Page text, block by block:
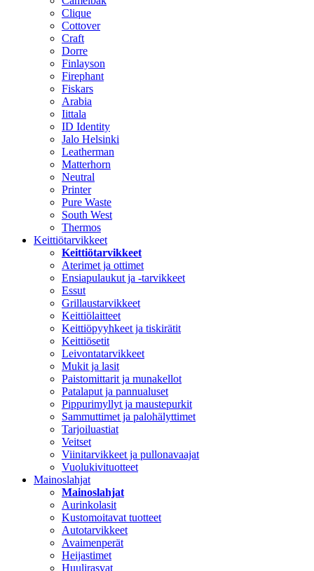
Clique
Cottover
Craft
Dorre
Finlayson
Firephant
Fiskars
Arabia
Iittala
ID Identity
Jalo Helsinki
Leatherman
Matterhorn
Neutral
Printer
Pure Waste
South West
Thermos
Keittiötarvikkeet
Keittiötarvikkeet
Aterimet ja ottimet
Ensiapulaukut ja -tarvikkeet
Essut
Grillaustarvikkeet
Keittiölaitteet
Keittiöpyyhkeet ja tiskirätit
Keittiösetit
Leivontatarvikkeet
Mukit ja lasit
Paistomittarit ja munakellot
Patalaput ja pannualuset
Pippurimyllyt ja maustepurkit
Sammuttimet ja palohälyttimet
Tarjoiluastiat
Veitset
Viinitarvikkeet ja pullonavaajat
Vuolukivituotteet
Mainoslahjat
Mainoslahjat
Aurinkolasit
Kustomoitavat tuotteet
Autotarvikkeet
Avaimenperät
Heijastimet
Huulirasvat